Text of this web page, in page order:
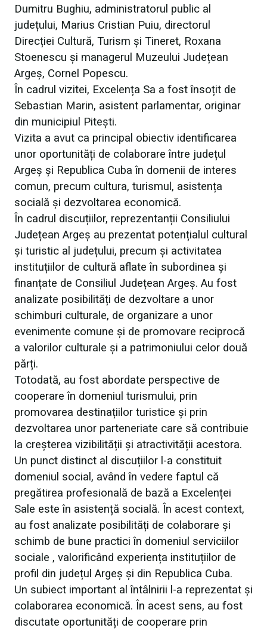
Dumitru Bughiu, administratorul public al
județului, Marius Cristian Puiu, directorul
Direcției Cultură, Turism și Tineret, Roxana
Stoenescu și managerul Muzeului Județean
Argeș, Cornel Popescu.
În cadrul vizitei, Excelența Sa a fost însoțit de
Sebastian Marin, asistent parlamentar, originar
din municipiul Pitești.
Vizita a avut ca principal obiectiv identificarea
unor oportunități de colaborare între județul
Argeș și Republica Cuba în domenii de interes
comun, precum cultura, turismul, asistența
socială și dezvoltarea economică.
În cadrul discuțiilor, reprezentanții Consiliului
Județean Argeș au prezentat potențialul cultural
și turistic al județului, precum și activitatea
instituțiilor de cultură aflate în subordinea și
finanțate de Consiliul Județean Argeș. Au fost
analizate posibilități de dezvoltare a unor
schimburi culturale, de organizare a unor
evenimente comune și de promovare reciprocă
a valorilor culturale și a patrimoniului celor două
părți.
Totodată, au fost abordate perspective de
cooperare în domeniul turismului, prin
promovarea destinațiilor turistice și prin
dezvoltarea unor parteneriate care să contribuie
la creșterea vizibilității și atractivității acestora.
Un punct distinct al discuțiilor l-a constituit
domeniul social, având în vedere faptul că
pregătirea profesională de bază a Excelenței
Sale este în asistență socială. În acest context,
au fost analizate posibilități de colaborare și
schimb de bune practici în domeniul serviciilor
sociale , valorificând experiența instituțiilor de
profil din județul Argeș și din Republica Cuba.
Un subiect important al întâlnirii l-a reprezentat și
colaborarea economică. În acest sens, au fost
discutate oportunități de cooperare prin